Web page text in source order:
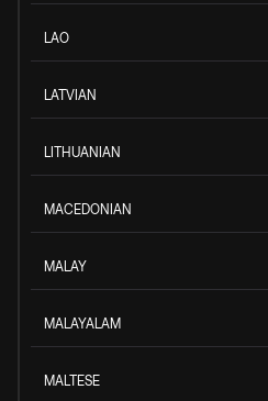
LAO
LATVIAN
LITHUANIAN
MACEDONIAN
MALAY
MALAYALAM
MALTESE